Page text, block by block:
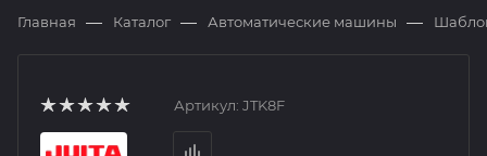
Главная — Каталог — Автоматические машины —
Артикул: JTK8F